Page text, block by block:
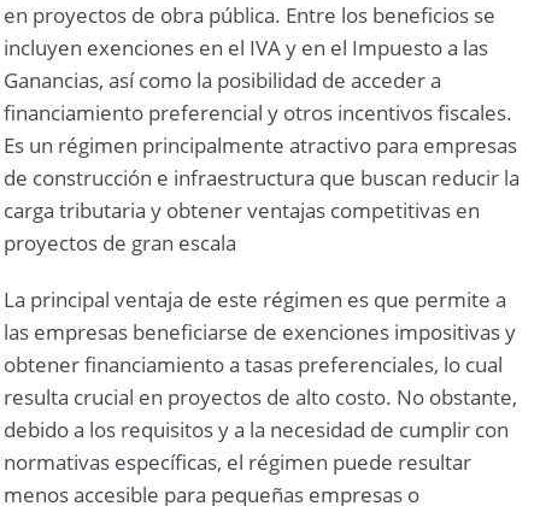
en proyectos de obra pública. Entre los beneficios se
incluyen exenciones en el IVA y en el Impuesto a las
Ganancias, así como la posibilidad de acceder a
financiamiento preferencial y otros incentivos fiscales.
Es un régimen principalmente atractivo para empresas
de construcción e infraestructura que buscan reducir la
carga tributaria y obtener ventajas competitivas en
proyectos de gran escala
La principal ventaja de este régimen es que permite a
las empresas beneficiarse de exenciones impositivas y
obtener financiamiento a tasas preferenciales, lo cual
resulta crucial en proyectos de alto costo. No obstante,
debido a los requisitos y a la necesidad de cumplir con
normativas específicas, el régimen puede resultar
menos accesible para pequeñas empresas o